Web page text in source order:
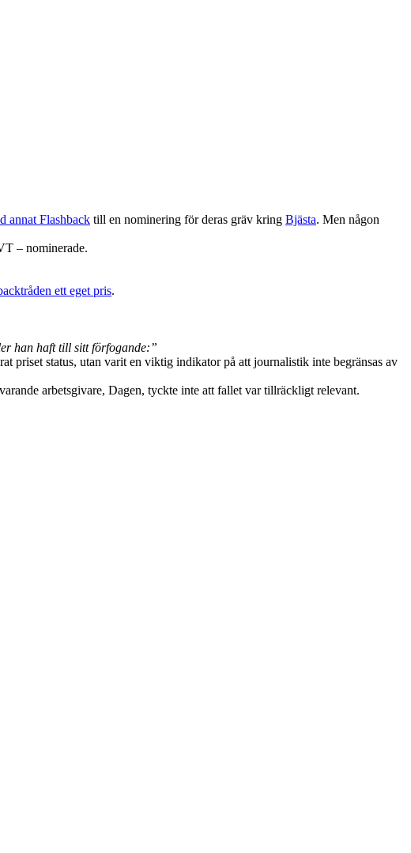
annat Flashback till en nominering för deras gräv kring Bjästa. Men någon
– nominerade.
ett eget pris.
han haft till sitt förfogande:”
priset status, utan varit en viktig indikator på att journalistik inte begränsas av
arbetsgivare, Dagen, tyckte inte att fallet var tillräckligt relevant.